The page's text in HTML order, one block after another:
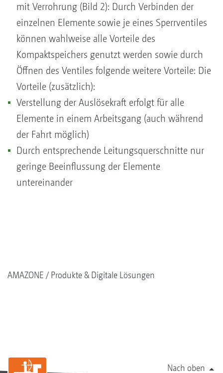
mit Verrohrung (Bild 2): Durch Verbinden der
einzelnen Elemente sowie je eines Sperrventiles
können wahlweise alle Vorteile des
Kompaktspeichers genutzt werden sowie durch
Öffnen des Ventiles folgende weitere Vorteile: Die
Vorteile (zusätzlich):
Verstellung der Auslösekraft erfolgt für alle
Elemente in einem Arbeitsgang (auch während
der Fahrt möglich)
Durch entsprechende Leitungsquerschnitte nur
geringe Beeinflussung der Elemente
untereinander
AMAZONE Produkte & Digitale Lösungen
Nach oben